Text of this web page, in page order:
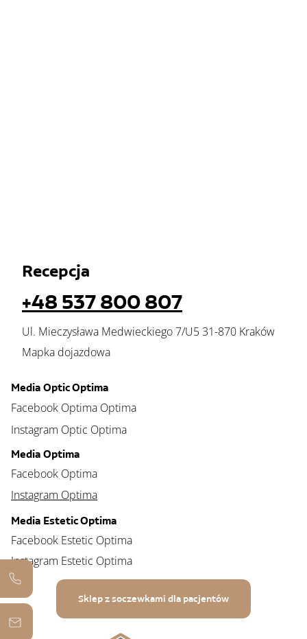
Recepcja
+48 537 800 807
Ul. Mieczysława Medwieckiego 7/U5 31-870 Kraków
Mapka dojazdowa
Media Optima
Facebook Optima
Instagram Optima
Media Optic Optima
Facebook Optima Optima
Instagram Optic Optima
Media Estetic Optima
Facebook Estetic Optima
Instagram Estetic Optima
Sklep z soczewkami dla pacjentów